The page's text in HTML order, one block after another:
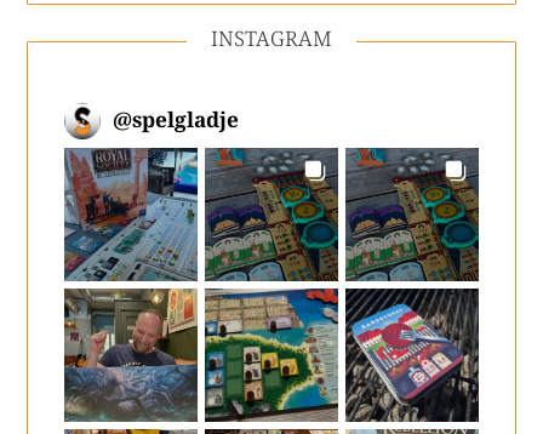
INSTAGRAM
@spelgladje